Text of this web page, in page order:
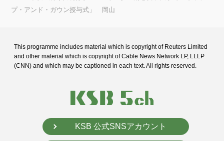
プ・アンド・ガウン授与式」 岡山
This programme includes material which is copyright of Reuters Limited
and other material which is copyright of Cable News Network LP, LLLP
(CNN) and which may be captioned in each text. All rights reserved.
KSB 公式SNSアカウント